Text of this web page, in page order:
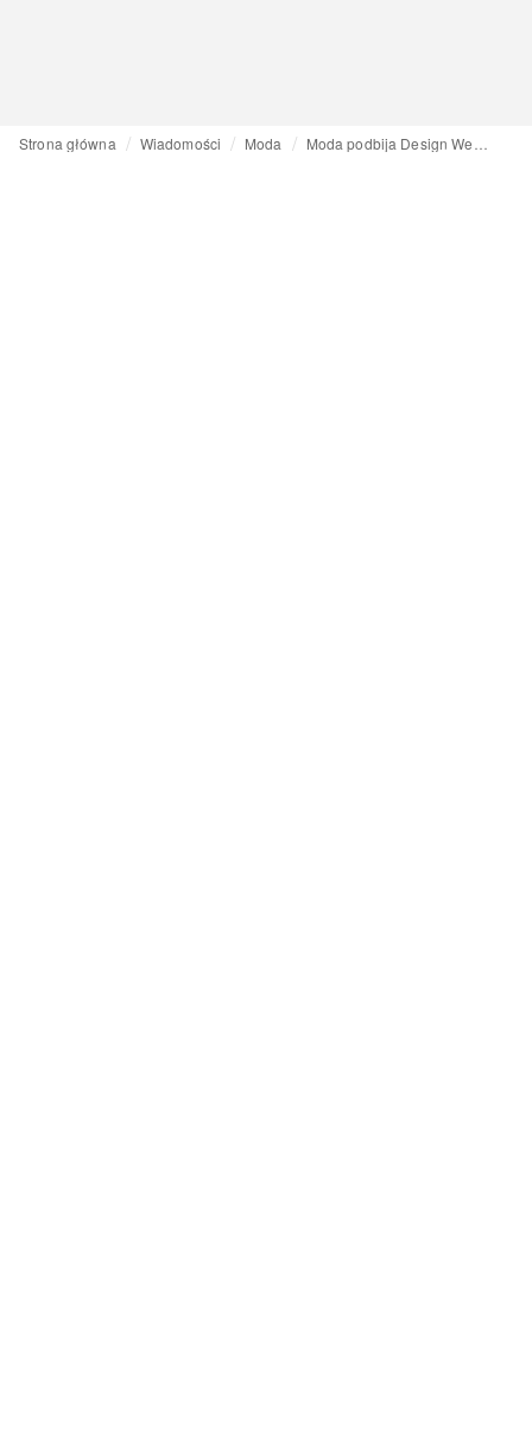
Strona główna Wiadomości Moda